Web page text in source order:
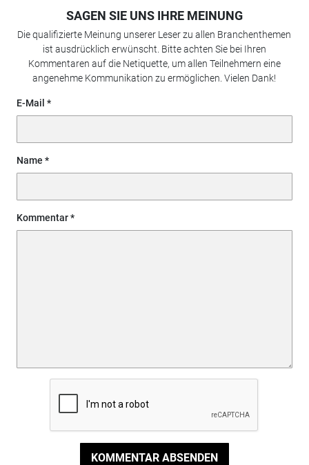
SAGEN SIE UNS IHRE MEINUNG
Die qualifizierte Meinung unserer Leser zu allen Branchenthemen
ist ausdrücklich erwünscht. Bitte achten Sie bei Ihren
Kommentaren auf die Netiquette, um allen Teilnehmern eine
angenehme Kommunikation zu ermöglichen. Vielen Dank!
E-Mail
Name
Kommentar
KOMMENTAR ABSENDEN